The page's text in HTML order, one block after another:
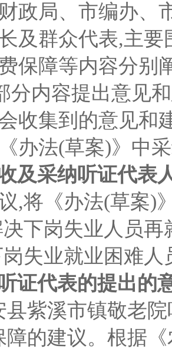
政局、市编办、
及群众代表,主
保障等内容分别
分内容提出意见
收集到的意见和
办法(草案)》中
及采纳听证代表
,将《办法(草案)
下岗失业人员
失业就业困难人
证代表的提出的
县紫溪市镇敬老
障的建议。根据